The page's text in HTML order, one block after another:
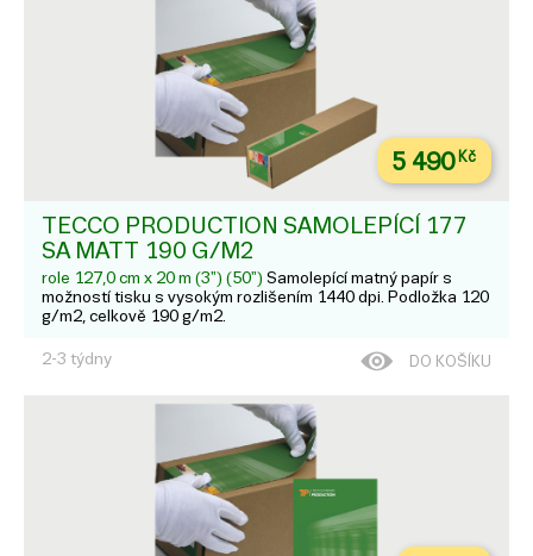
5 490Kč
TECCO PRODUCTION SAMOLEPÍCÍ 177
SA MATT 190 G/M2
role 127,0 cm x 20 m (3") (50") Samolepící matný papír s
možností tisku s vysokým rozlišením 1440 dpi. Podložka 120
g/m2, celkově 190 g/m2.
2-3 týdny DO KOŠÍKU